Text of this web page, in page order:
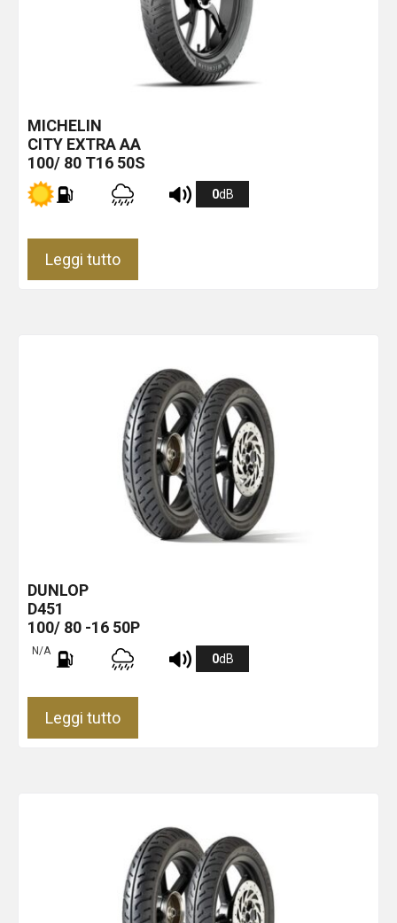
MICHELIN
CITY EXTRAAA
100/ 80 T16 50S
0dB
Leggi tutto
DUNLOP
D451
100/ 80 -16 50P
N/A
0dB
Leggi tutto